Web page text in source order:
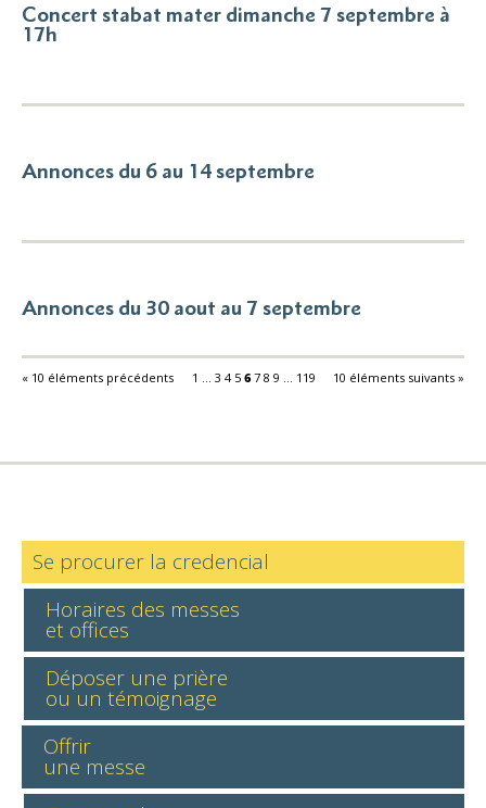
Concert stabat mater dimanche 7 septembre à
17h
Annonces du 6 au 14 septembre
Annonces du 30 aout au 7 septembre
« 10 éléments précédents 10 éléments suivants »
1 ... 3 4 5 6 7 8 9 ... 119
Se procurer la credencial
Horaires des messes
et offices
Déposer une prière
ou un témoignage
Offrir
une messe